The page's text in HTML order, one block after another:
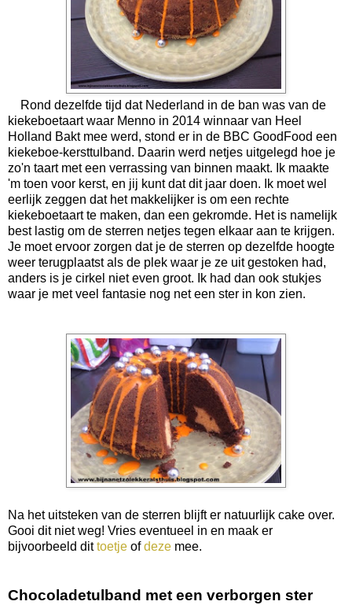
Rond dezelfde tijd dat Nederland in de ban was van de
kiekeboetaart waar Menno in 2014 winnaar van Heel
Holland Bakt mee werd, stond er in de BBC GoodFood een
kiekeboe-kersttulband. Daarin werd netjes uitgelegd hoe je
zo'n taart met een verrassing van binnen maakt. Ik maakte
'm toen voor kerst, en jij kunt dat dit jaar doen. Ik moet wel
eerlijk zeggen dat het makkelijker is om een rechte
kiekeboetaart te maken, dan een gekromde. Het is namelijk
best lastig om de sterren netjes tegen elkaar aan te krijgen.
Je moet ervoor zorgen dat je de sterren op dezelfde hoogte
weer terugplaatst als de plek waar je ze uit gestoken had,
anders is je cirkel niet even groot. Ik had dan ook stukjes
waar je met veel fantasie nog net een ster in kon zien.
Na het uitsteken van de sterren blijft er natuurlijk cake over.
Gooi dit niet weg! Vries eventueel in en maak er
bijvoorbeeld dittoetje ofdeze mee.
Chocoladetulband met een verborgen ster